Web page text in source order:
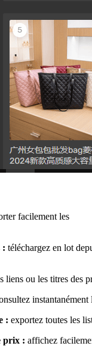
facilement les
: téléchargez en lot
liens ou les titres des
: exportez toutes les
prix : affichez